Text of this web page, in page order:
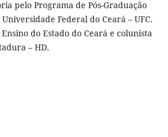
pelo Programa de Pós-Graduação
Federal do Ceará – UFC.
do Estado do Ceará e colunista
– HD.